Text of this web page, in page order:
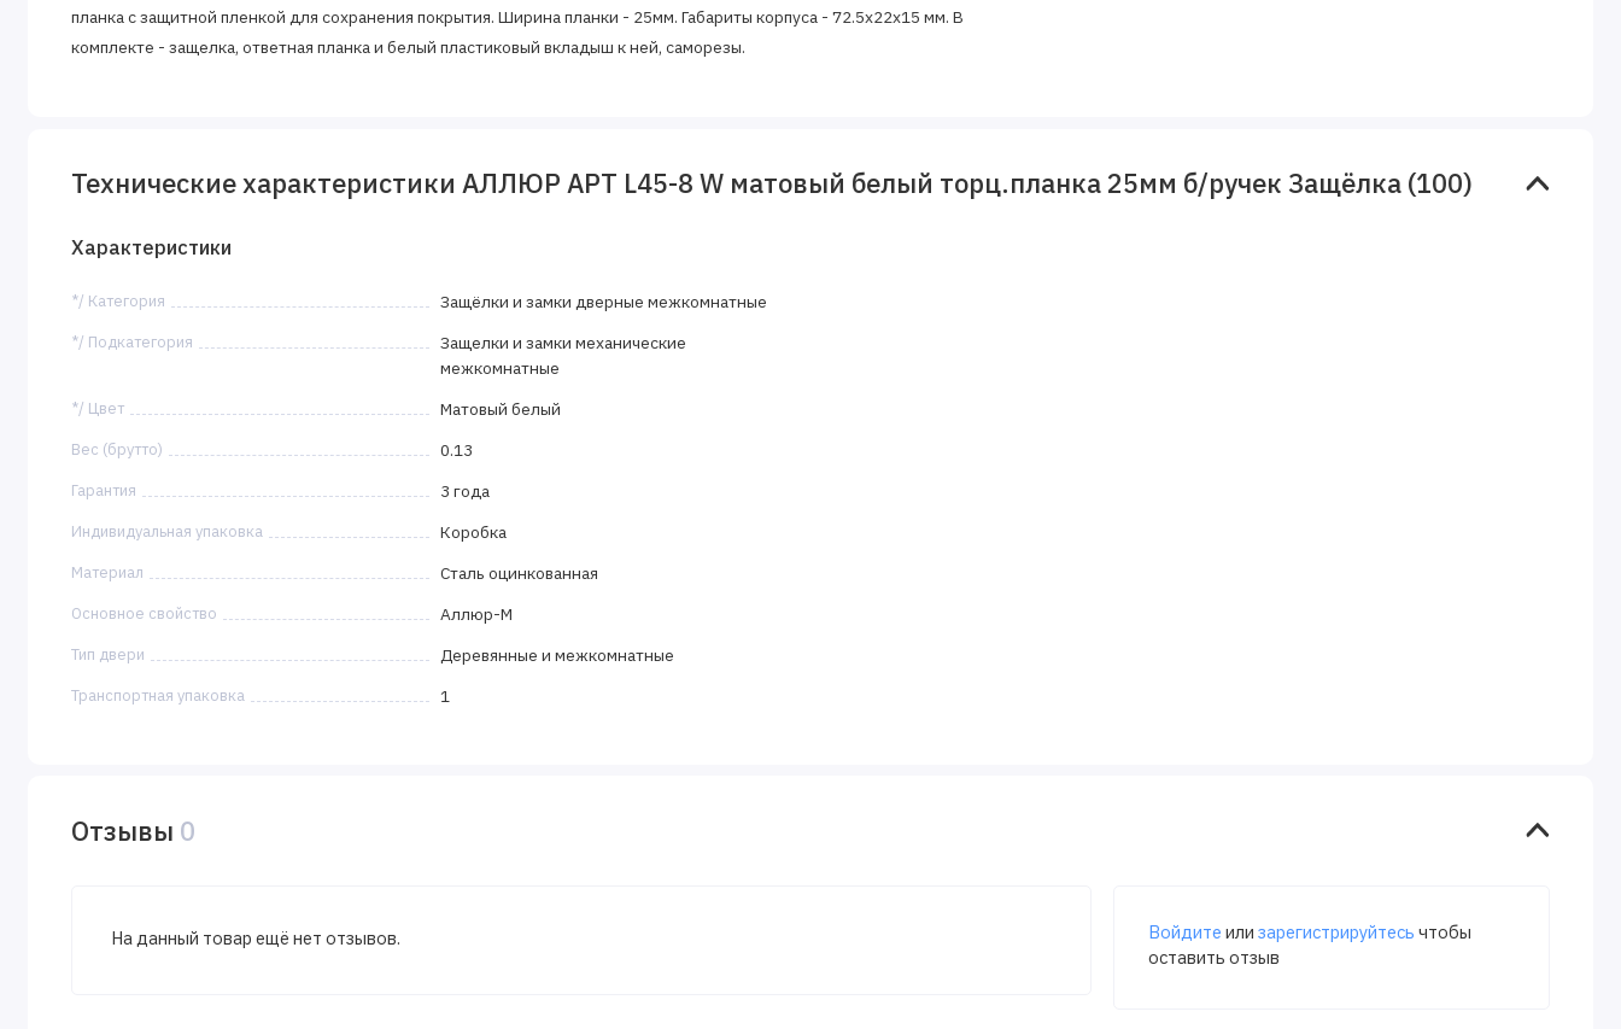
планка с защитной пленкой для сохранения покрытия. Ширина планки - 25мм. Габариты корпуса - 72.5х22х15 мм. В
комплекте - защелка, ответная планка и белый пластиковый вкладыш к ней, саморезы.
Технические характеристики АЛЛЮР АРТ L45-8 W матовый белый торц.планка 25мм б/ручек Защёлка (100)
Характеристики
*/ Категория Защёлки и замки дверные межкомнатные
*/ Подкатегория
Защелки и замки механические
межкомнатные
*/ Цвет Матовый белый
Вес (брутто) 0.13
Гарантия 3 года
Индивидуальная упаковка Коробка
Материал Сталь оцинкованная
Основное свойство Аллюр-М
Тип двери Деревянные и межкомнатные
Транспортная упаковка 1
Отзывы 0
На данный товар ещё нет отзывов. Войдите или зарегистрируйтесь чтобы
оставить отзыв